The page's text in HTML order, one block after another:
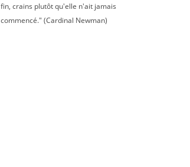
fin, crains plutôt qu'elle n'ait jamais
commencé." (Cardinal Newman)